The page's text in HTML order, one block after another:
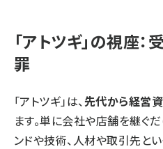
「アトツギ」の視座
罪
「アトツギ」は、先代から経営
ます。単に会社や店舗を継ぐ
ンドや技術、人材や取引先と